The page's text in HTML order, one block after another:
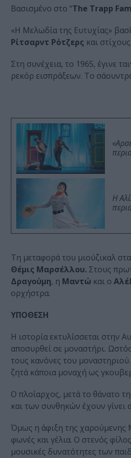
Βασισμένο στο “The Trapp
«Η Μελωδία της Ευτυχίας»
Ρίτσαρντ Ρότζερς και στίχους
Στη συνέχεια, το 1965, έγινε
ρεκόρ εισπράξεων. Το
Η
Τη μεταφορά του μιούζικαλ
Θέμις Μαρσέλλου. Στους
Δραγούμη, η Μαντώ και ο
ορχήστρα.
ΥΠΟΘΕΣΗ
Η ιστορία εκτυλίσσεται στην
αποσυρθεί σε μοναστήρι.
τους κανόνες του
ζητά κάποια μοναχή ως
Ο πλοίαρχος, μετά το θάνατο
και των συνθηκών έχουν γίνει
Όμως η άφιξη της χαρούμενης
φωνές και γέλια. Ο στενός
μουσικές δυνατότητες των